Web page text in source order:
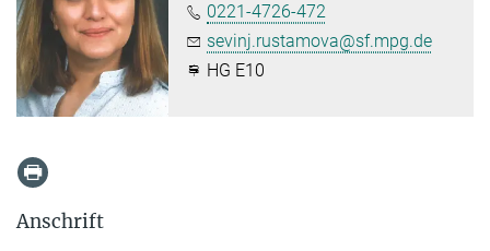
0221-4726-472
sevinj.rustamova@sf.mpg.de
HG E10
Anschrift